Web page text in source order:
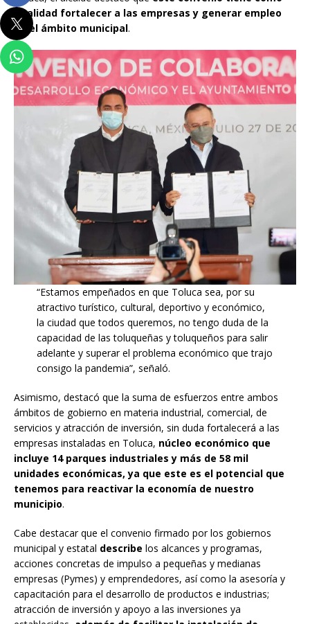
finalidad fortalecer a las empresas y generar empleo
en el ámbito municipal.
“Estamos empeñados en que Toluca sea, por su
atractivo turístico, cultural, deportivo y económico,
la ciudad que todos queremos, no tengo duda de la
capacidad de las toluqueñas y toluqueños para salir
adelante y superar el problema económico que trajo
consigo la pandemia”, señaló.
Asimismo, destacó que la suma de esfuerzos entre ambos
ámbitos de gobierno en materia industrial, comercial, de
servicios y atracción de inversión, sin duda fortalecerá a las
empresas instaladas en Toluca, núcleo económico que
incluye 14 parques industriales y más de 58 mil
unidades económicas, ya que este es el potencial que
tenemos para reactivar la economía de nuestro
municipio.
Cabe destacar que el convenio firmado por los gobiernos
municipal y estatal describe los alcances y programas,
acciones concretas de impulso a pequeñas y medianas
empresas (Pymes) y emprendedores, así como la asesoría y
capacitación para el desarrollo de productos e industrias;
atracción de inversión y apoyo a las inversiones ya